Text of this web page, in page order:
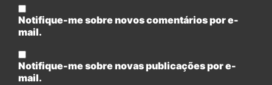
Notifique-me sobre novos comentários por e-
mail.
Notifique-me sobre novas publicações por e-
mail.